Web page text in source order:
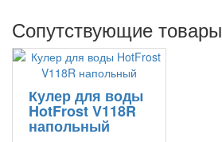
Сопутствующие товары
Кулер для воды
HotFrost V118R
напольный